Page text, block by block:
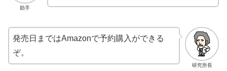
助手
研究所長
発売日まではAmazonで予約購入ができる
ぞ。